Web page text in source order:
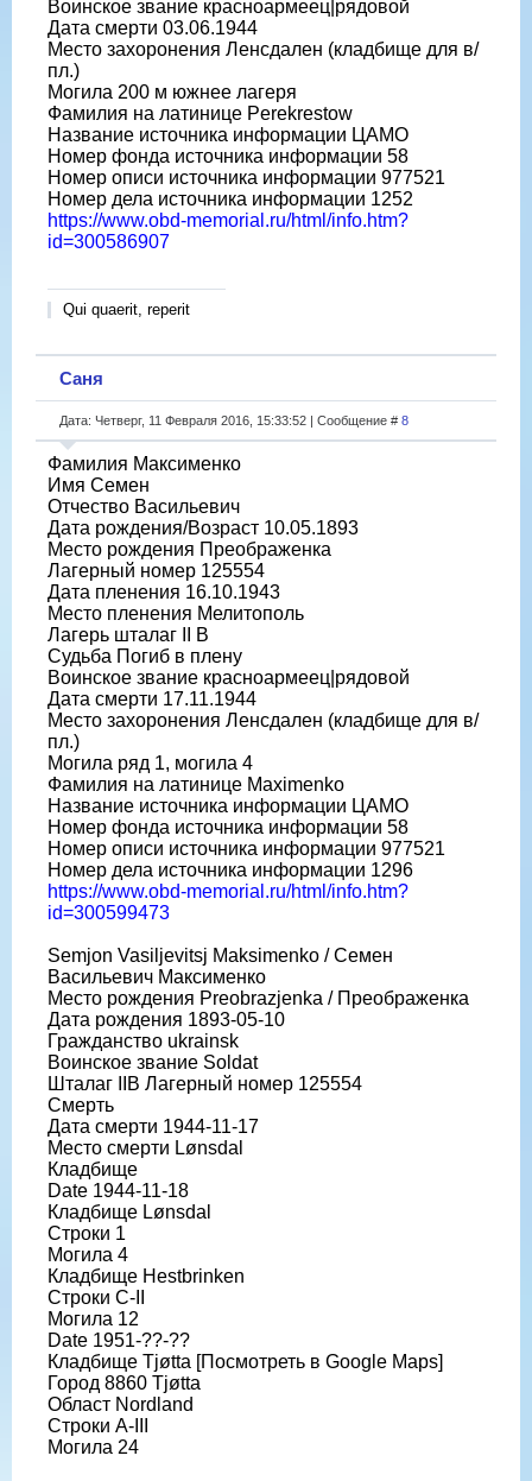
Воинское звание красноармеец|рядовой
Дата смерти 03.06.1944
Место захоронения Ленсдален (кладбище для в/
пл.)
Могила 200 м южнее лагеря
Фамилия на латинице Perekrestow
Название источника информации ЦАМО
Номер фонда источника информации 58
Номер описи источника информации 977521
Номер дела источника информации 1252
https://www.obd-memorial.ru/html/info.htm?
id=300586907
Qui quaerit, reperit
Саня
Дата: Четверг, 11 Февраля 2016, 15:33:52 | Сообщение # 8
Фамилия Максименко
Имя Семен
Отчество Васильевич
Дата рождения/Возраст 10.05.1893
Место рождения Преображенка
Лагерный номер 125554
Дата пленения 16.10.1943
Место пленения Мелитополь
Лагерь шталаг II B
Судьба Погиб в плену
Воинское звание красноармеец|рядовой
Дата смерти 17.11.1944
Место захоронения Ленсдален (кладбище для в/
пл.)
Могила ряд 1, могила 4
Фамилия на латинице Maximenko
Название источника информации ЦАМО
Номер фонда источника информации 58
Номер описи источника информации 977521
Номер дела источника информации 1296
https://www.obd-memorial.ru/html/info.htm?
id=300599473
Semjon Vasiljevitsj Maksimenko / Семен
Васильевич Максименко
Место рождения Preobrazjenka / Преображенка
Дата рождения 1893-05-10
Гражданство ukrainsk
Воинское звание Soldat
Шталаг IIB Лагерный номер 125554
Смерть
Дата смерти 1944-11-17
Место смерти Lønsdal
Кладбище
Date 1944-11-18
Кладбище Lønsdal
Строки 1
Могила 4
Кладбище Hestbrinken
Строки C-II
Могила 12
Date 1951-??-??
Кладбище Tjøtta [Посмотреть в Google Maps]
Город 8860 Tjøtta
Област Nordland
Строки A-III
Могила 24